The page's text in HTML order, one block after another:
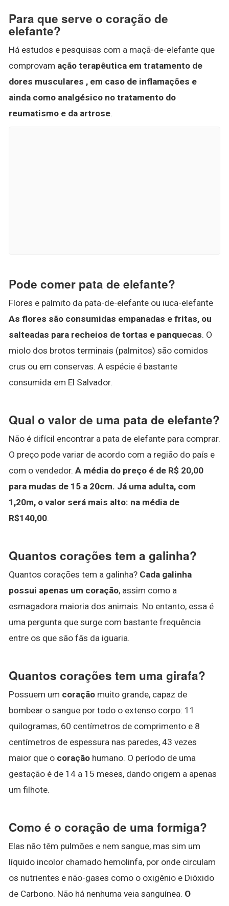
Para que serve o coração de
elefante?
Há estudos e pesquisas com a maçã-de-elefante que
comprovam ação terapêutica em tratamento de
dores musculares , em caso de inflamações e
ainda como analgésico no tratamento do
reumatismo e da artrose.
Pode comer pata de elefante?
Flores e palmito da pata-de-elefante ou iuca-elefante
As flores são consumidas empanadas e fritas, ou
salteadas para recheios de tortas e panquecas. O
miolo dos brotos terminais (palmitos) são comidos
crus ou em conservas. A espécie é bastante
consumida em El Salvador.
Qual o valor de uma pata de elefante?
Não é difícil encontrar a pata de elefante para comprar.
O preço pode variar de acordo com a região do país e
com o vendedor. A média do preço é de R$ 20,00
para mudas de 15 a 20cm. Já uma adulta, com
1,20m, o valor será mais alto: na média de
R$140,00.
Quantos corações tem a galinha?
Quantos corações tem a galinha? Cada galinha
possui apenas um coração, assim como a
esmagadora maioria dos animais. No entanto, essa é
uma pergunta que surge com bastante frequência
entre os que são fãs da iguaria.
Quantos corações tem uma girafa?
Possuem um coração muito grande, capaz de
bombear o sangue por todo o extenso corpo: 11
quilogramas, 60 centímetros de comprimento e 8
centímetros de espessura nas paredes, 43 vezes
maior que o coração humano. O período de uma
gestação é de 14 a 15 meses, dando origem a apenas
um filhote.
Como é o coração de uma formiga?
Elas não têm pulmões e nem sangue, mas sim um
líquido incolor chamado hemolinfa, por onde circulam
os nutrientes e não-gases como o oxigênio e Dióxido
de Carbono. Não há nenhuma veia sanguínea. O